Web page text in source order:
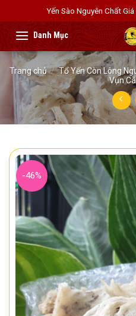
to
content
Yến Sào Nguyên Chất
Trang chủ / Tổ Yến Còn Lông
Vụn
-46%